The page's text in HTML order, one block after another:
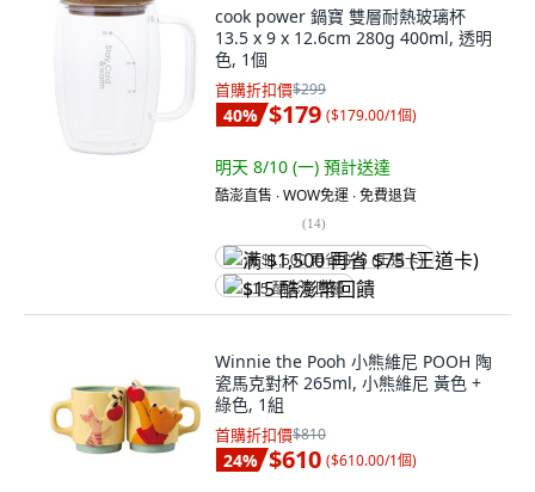
cook power 鍋寶 雙層耐熱玻璃杯
13.5 x 9 x 12.6cm 280g 400ml, 透明
色, 1個
首購折扣價$299
40% $179 ($179.00/1個)
明天 8/10 (一) 預計送達
酷澎直售 ∙ WOW免運 ∙ 免費退貨
(14)
满 $1,500 再省 $75 (王道卡)
$15 酷澎幣回饋
Winnie the Pooh 小熊維尼 POOH 陶
瓷馬克對杯 265ml, 小熊維尼 黃色 +
綠色, 1組
首購折扣價$810
24% $610 ($610.00/1個)